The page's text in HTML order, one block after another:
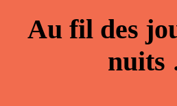
Au fil des